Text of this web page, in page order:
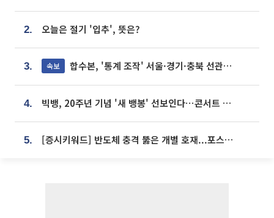
2. 오늘은 절기 '입추', 뜻은?
3. 속보 합수본, '통계 조작' 서울·경기·충북 선관위 등 추가 압수수색
4. 빅뱅, 20주년 기념 '새 뱅봉' 선보인다⋯콘서트 앞두고 팝업 개최
5. [증시키워드] 반도체 충격 뚫은 개별 호재...포스코퓨처엠·에코프로·한화솔루션 '눈길'